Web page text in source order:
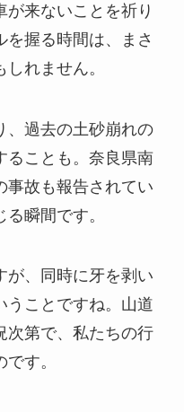
が来ないことを祈り
を握る時間は、まさ
れません。
、過去の土砂崩れの
ることも。奈良県南
事故も報告されてい
瞬間です。
が、同時に牙を剥い
うことですね。山道
次第で、私たちの行
す。